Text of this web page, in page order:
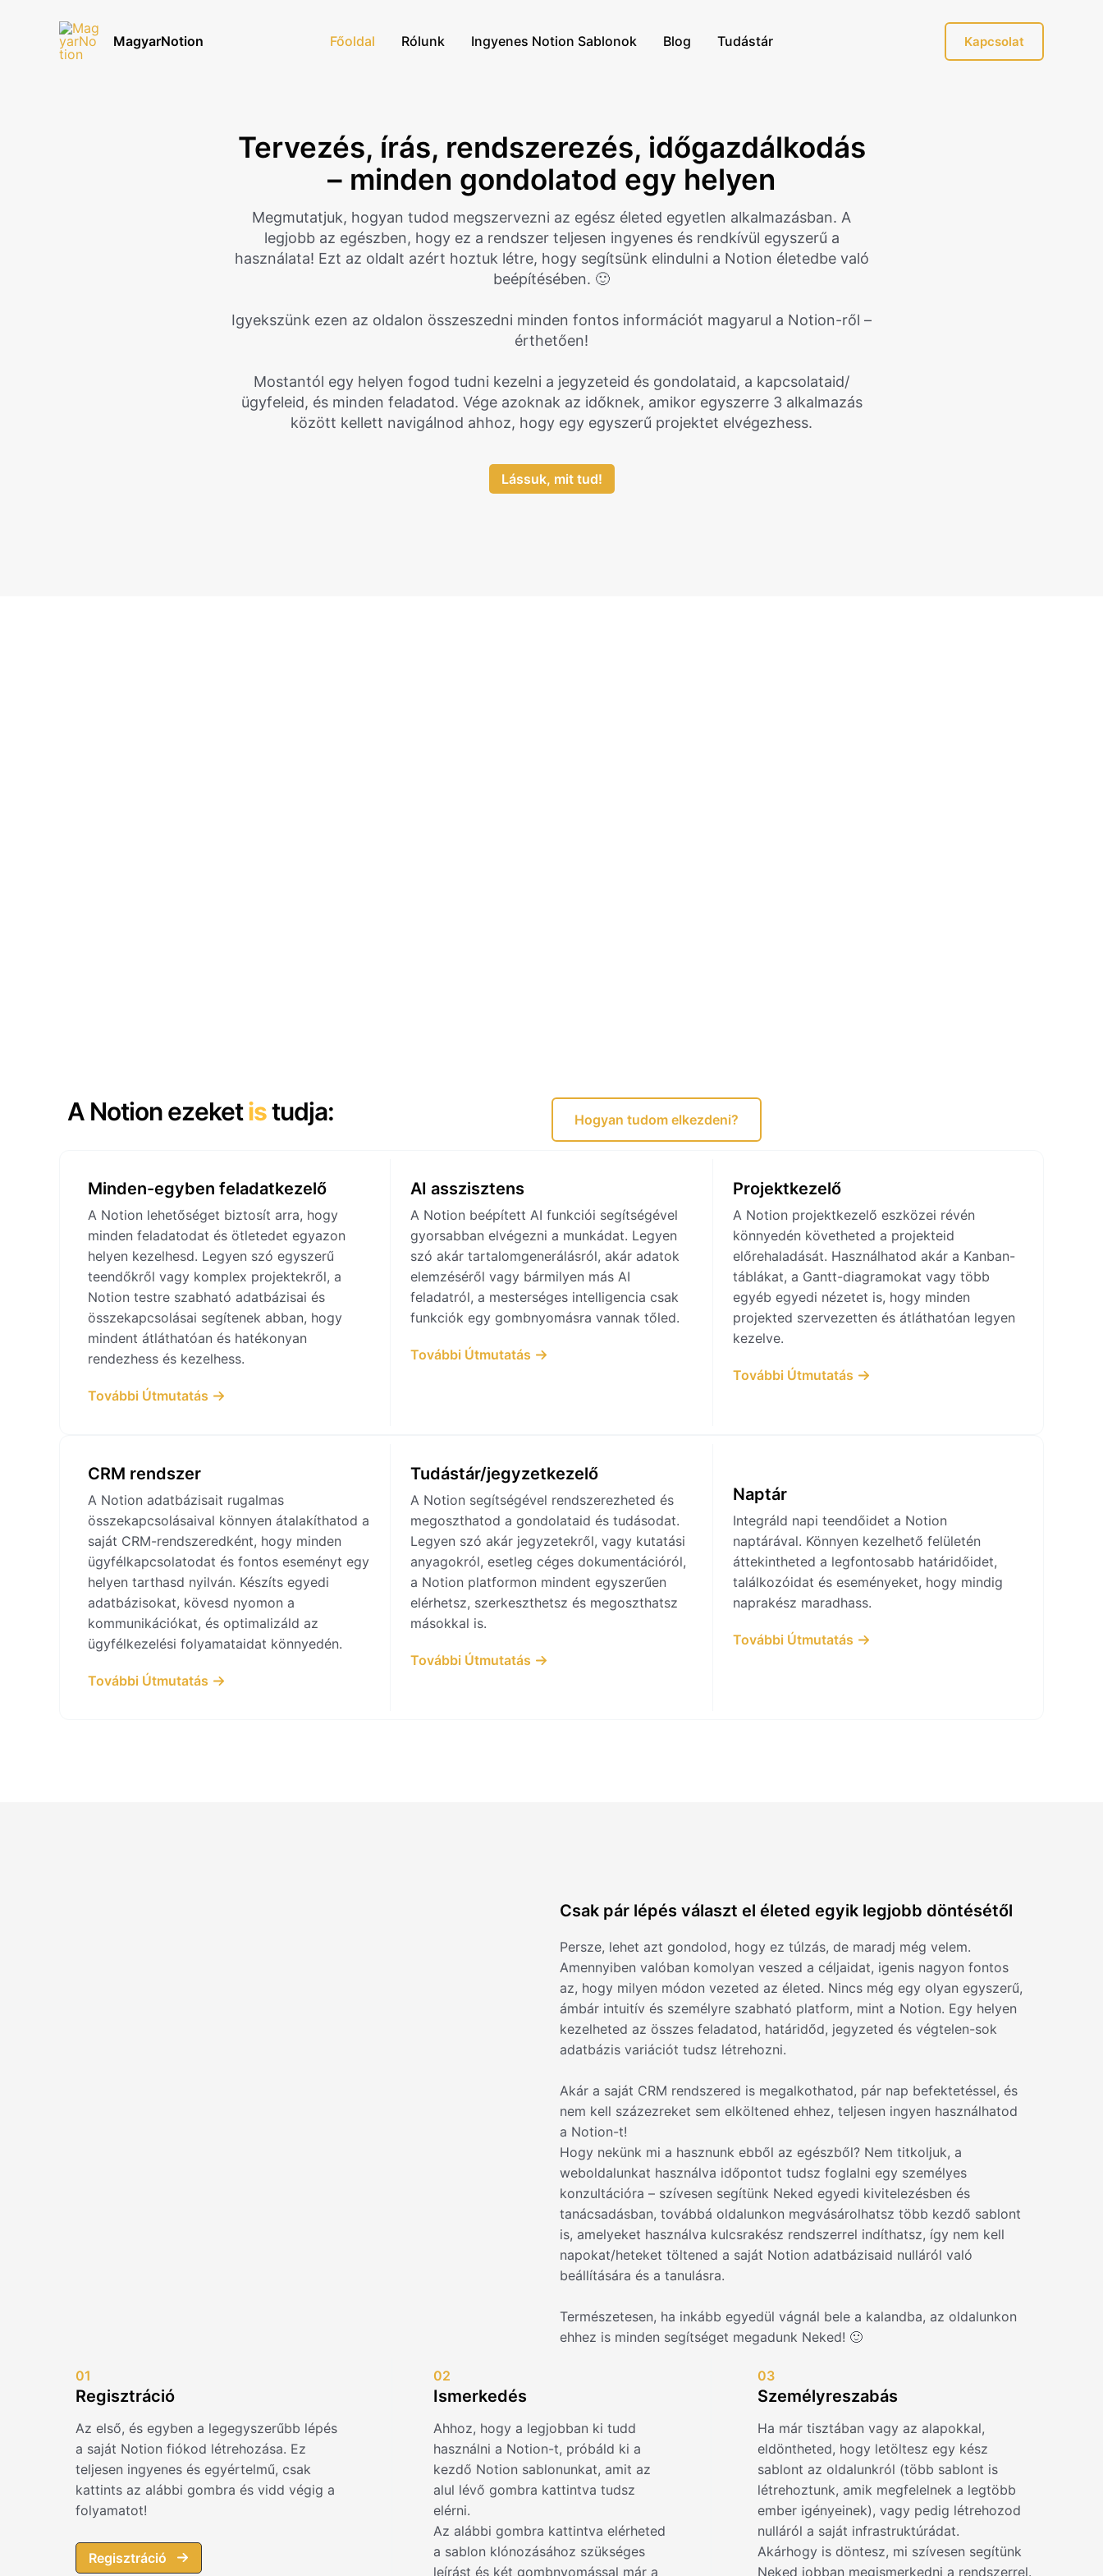
MagyarNotion Főoldal Rólunk Ingyenes Notion Sablonok Blog Tudástár Kapcsolat
Tervezés, írás, rendszerezés, időgazdálkodás
– minden gondolatod egy helyen
Megmutatjuk, hogyan tudod megszervezni az egész életed egyetlen alkalmazásban. A
legjobb az egészben, hogy ez a rendszer teljesen ingyenes és rendkívül egyszerű a
használata! Ezt az oldalt azért hoztuk létre, hogy segítsünk elindulni a Notion életedbe való
beépítésében. 🙂
Igyekszünk ezen az oldalon összeszedni minden fontos információt magyarul a Notion-ről –
érthetően!
Mostantól egy helyen fogod tudni kezelni a jegyzeteid és gondolataid, a kapcsolataid/
ügyfeleid, és minden feladatod. Vége azoknak az időknek, amikor egyszerre 3 alkalmazás
között kellett navigálnod ahhoz, hogy egy egyszerű projektet elvégezhess.
Lássuk, mit tud!
A Notion ezeketistudja: Hogyan tudom elkezdeni?
Minden-egyben feladatkezelő
A Notion lehetőséget biztosít arra, hogy
minden feladatodat és ötletedet egyazon
helyen kezelhesd. Legyen szó egyszerű
teendőkről vagy komplex projektekről, a
Notion testre szabható adatbázisai és
összekapcsolásai segítenek abban, hogy
mindent átláthatóan és hatékonyan
rendezhess és kezelhess.
További Útmutatás
AI asszisztens
A Notion beépített AI funkciói segítségével
gyorsabban elvégezni a munkádat. Legyen
szó akár tartalomgenerálásról, akár adatok
elemzéséről vagy bármilyen más AI
feladatról, a mesterséges intelligencia csak
funkciók egy gombnyomásra vannak tőled.
További Útmutatás
Projektkezelő
A Notion projektkezelő eszközei révén
könnyedén követheted a projekteid
előrehaladását. Használhatod akár a Kanban-
táblákat, a Gantt-diagramokat vagy több
egyéb egyedi nézetet is, hogy minden
projekted szervezetten és átláthatóan legyen
kezelve.
További Útmutatás
CRM rendszer
A Notion adatbázisait rugalmas
összekapcsolásaival könnyen átalakíthatod a
saját CRM-rendszeredként, hogy minden
ügyfélkapcsolatodat és fontos eseményt egy
helyen tarthasd nyilván. Készíts egyedi
adatbázisokat, kövesd nyomon a
kommunikációkat, és optimalizáld az
ügyfélkezelési folyamataidat könnyedén.
További Útmutatás
Tudástár/jegyzetkezelő
A Notion segítségével rendszerezheted és
megoszthatod a gondolataid és tudásodat.
Legyen szó akár jegyzetekről, vagy kutatási
anyagokról, esetleg céges dokumentációról,
a Notion platformon mindent egyszerűen
elérhetsz, szerkeszthetsz és megoszthatsz
másokkal is.
További Útmutatás
Naptár
Integráld napi teendőidet a Notion
naptárával. Könnyen kezelhető felületén
áttekintheted a legfontosabb határidőidet,
találkozóidat és eseményeket, hogy mindig
naprakész maradhass.
További Útmutatás
Csak pár lépés választ el életed egyik legjobb döntésétől
Persze, lehet azt gondolod, hogy ez túlzás, de maradj még velem.
Amennyiben valóban komolyan veszed a céljaidat, igenis nagyon fontos
az, hogy milyen módon vezeted az életed. Nincs még egy olyan egyszerű,
ámbár intuitív és személyre szabható platform, mint a Notion. Egy helyen
kezelheted az összes feladatod, határidőd, jegyzeted és végtelen-sok
adatbázis variációt tudsz létrehozni.
Akár a saját CRM rendszered is megalkothatod, pár nap befektetéssel, és
nem kell százezreket sem elköltened ehhez, teljesen ingyen használhatod
a Notion-t!
Hogy nekünk mi a hasznunk ebből az egészből? Nem titkoljuk, a
weboldalunkat használva időpontot tudsz foglalni egy személyes
konzultációra – szívesen segítünk Neked egyedi kivitelezésben és
tanácsadásban, továbbá oldalunkon megvásárolhatsz több kezdő sablont
is, amelyeket használva kulcsrakész rendszerrel indíthatsz, így nem kell
napokat/heteket töltened a saját Notion adatbázisaid nulláról való
beállítására és a tanulásra.
Természetesen, ha inkább egyedül vágnál bele a kalandba, az oldalunkon
ehhez is minden segítséget megadunk Neked! 🙂
01
Regisztráció
Az első, és egyben a legegyszerűbb lépés
a saját Notion fiókod létrehozása. Ez
teljesen ingyenes és egyértelmű, csak
kattints az alábbi gombra és vidd végig a
folyamatot!
Regisztráció
02
Ismerkedés
Ahhoz, hogy a legjobban ki tudd
használni a Notion-t, próbáld ki a
kezdő Notion sablonunkat, amit az
alul lévő gombra kattintva tudsz
elérni.
Az alábbi gombra kattintva elérheted
a sablon klónozásához szükséges
leírást és két gombnyomással már a
03
Személyreszabás
Ha már tisztában vagy az alapokkal,
eldöntheted, hogy letöltesz egy kész
sablont az oldalunkról (több sablont is
létrehoztunk, amik megfelelnek a legtöbb
ember igényeinek), vagy pedig létrehozod
nulláról a saját infrastruktúrádat.
Akárhogy is döntesz, mi szívesen segítünk
Neked jobban megismerkedni a rendszerrel.